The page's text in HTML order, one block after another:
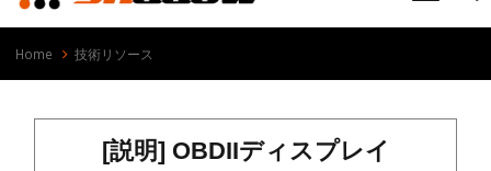
Home 技術リソース
[説明] OBDIIディスプレイ